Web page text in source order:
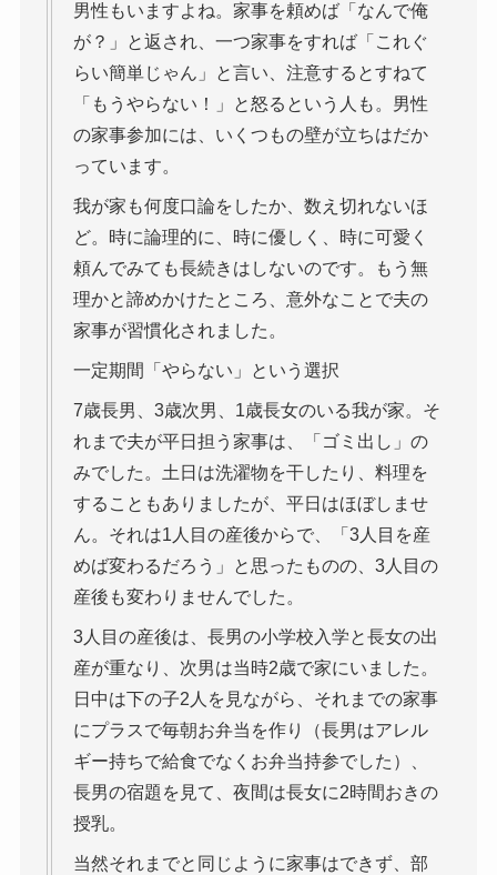
男性もいますよね。家事を頼めば「なんで俺
が？」と返され、一つ家事をすれば「これぐ
らい簡単じゃん」と言い、注意するとすねて
「もうやらない！」と怒るという人も。男性
の家事参加には、いくつもの壁が立ちはだか
っています。
我が家も何度口論をしたか、数え切れないほ
ど。時に論理的に、時に優しく、時に可愛く
頼んでみても長続きはしないのです。もう無
理かと諦めかけたところ、意外なことで夫の
家事が習慣化されました。
一定期間「やらない」という選択
7歳長男、3歳次男、1歳長女のいる我が家。そ
れまで夫が平日担う家事は、「ゴミ出し」の
みでした。土日は洗濯物を干したり、料理を
することもありましたが、平日はほぼしませ
ん。それは1人目の産後からで、「3人目を産
めば変わるだろう」と思ったものの、3人目の
産後も変わりませんでした。
3人目の産後は、長男の小学校入学と長女の出
産が重なり、次男は当時2歳で家にいました。
日中は下の子2人を見ながら、それまでの家事
にプラスで毎朝お弁当を作り（長男はアレル
ギー持ちで給食でなくお弁当持参でした）、
長男の宿題を見て、夜間は長女に2時間おきの
授乳。
当然それまでと同じように家事はできず、部